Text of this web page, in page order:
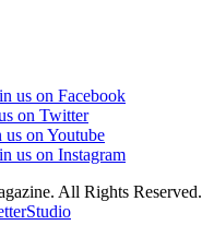
us on Facebook
on Twitter
us on Youtube
us on Instagram
All Rights Reserved.